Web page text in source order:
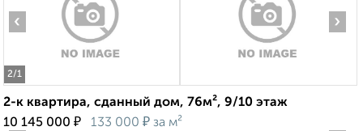
2/1
‹ ›
2-к квартира, сданный дом, 76м², 9/10 этаж
10 145 000 ₽ 133 000 ₽ за м²